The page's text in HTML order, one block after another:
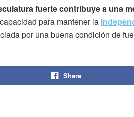
fuerte contribuye a una
para mantener la
por una buena condición de
Share